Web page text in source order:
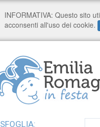
SFOGLIA: